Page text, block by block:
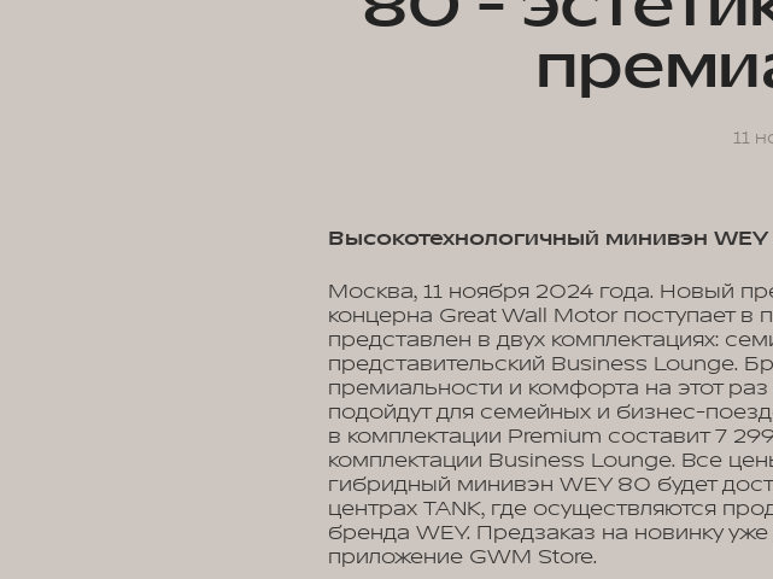
11
Высокотехнологичный минивэн
Москва, 11 ноября 2024 года. Новый
концерна Great Wall Motor поступает
представлен в двух комплектациях:
представительский Business Lounge.
премиальности и комфорта на этот
подойдут для семейных и бизнес-
в комплектации Premium составит 7
комплектации Business Lounge. Все
гибридный минивэн WEY 80 будет
центрах TANK, где осуществляются
бренда WEY. Предзаказ на новинку
приложение GWM Store.